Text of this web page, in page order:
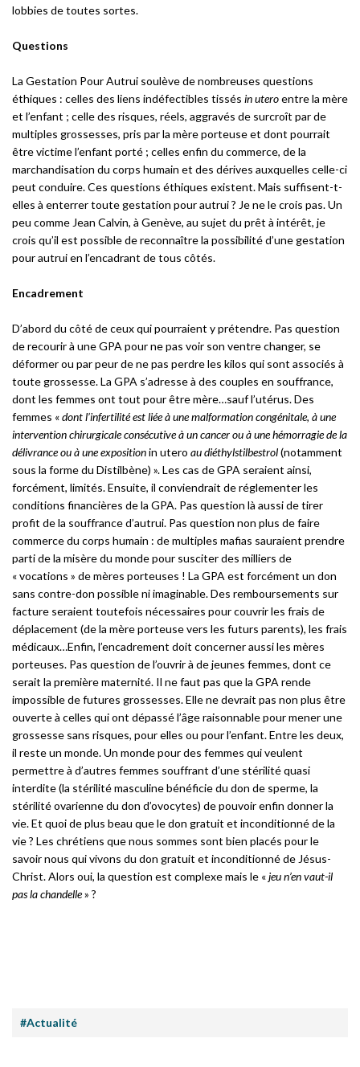
lobbies de toutes sortes.
Questions
La Gestation Pour Autrui soulève de nombreuses questions
éthiques : celles des liens indéfectibles tissés in uteroentre la mère
et l’enfant ; celle des risques, réels, aggravés de surcroît par de
multiples grossesses, pris par la mère porteuse et dont pourrait
être victime l’enfant porté ; celles enfin du commerce, de la
marchandisation du corps humain et des dérives auxquelles celle-ci
peut conduire. Ces questions éthiques existent. Mais suffisent-t-
elles à enterrer toute gestation pour autrui ? Je ne le crois pas. Un
peu comme Jean Calvin, à Genève, au sujet du prêt à intérêt, je
crois qu’il est possible de reconnaître la possibilité d’une gestation
pour autrui en l’encadrant de tous côtés.
Encadrement
D’abord du côté de ceux qui pourraient y prétendre. Pas question
de recourir à une GPA pour ne pas voir son ventre changer, se
déformer ou par peur de ne pas perdre les kilos qui sont associés à
toute grossesse. La GPA s’adresse à des couples en souffrance,
dont les femmes ont tout pour être mère…sauf l’utérus. Des
femmes «dont l’infertilité est liée à une malformation congénitale, à une
intervention chirurgicale consécutive à un cancer ou à une hémorragie de la
délivrance ou à une expositionin utero au diéthylstilbestrol(notamment
sous la forme du Distilbène) ». Les cas de GPA seraient ainsi,
forcément, limités. Ensuite, il conviendrait de réglementer les
conditions financières de la GPA. Pas question là aussi de tirer
profit de la souffrance d’autrui. Pas question non plus de faire
commerce du corps humain : de multiples mafias sauraient prendre
parti de la misère du monde pour susciter des milliers de
« vocations » de mères porteuses ! La GPA est forcément un don
sans contre-don possible ni imaginable. Des remboursements sur
facture seraient toutefois nécessaires pour couvrir les frais de
déplacement (de la mère porteuse vers les futurs parents), les frais
médicaux…Enfin, l’encadrement doit concerner aussi les mères
porteuses. Pas question de l’ouvrir à de jeunes femmes, dont ce
serait la première maternité. Il ne faut pas que la GPA rende
impossible de futures grossesses. Elle ne devrait pas non plus être
ouverte à celles qui ont dépassé l’âge raisonnable pour mener une
grossesse sans risques, pour elles ou pour l’enfant. Entre les deux,
il reste un monde. Un monde pour des femmes qui veulent
permettre à d’autres femmes souffrant d’une stérilité quasi
interdite (la stérilité masculine bénéficie du don de sperme, la
stérilité ovarienne du don d’ovocytes) de pouvoir enfin donner la
vie. Et quoi de plus beau que le don gratuit et inconditionné de la
vie ? Les chrétiens que nous sommes sont bien placés pour le
savoir nous qui vivons du don gratuit et inconditionné de Jésus-
Christ. Alors oui, la question est complexe mais le «jeu n’en vaut-il
pas la chandelle» ?
#Actualité